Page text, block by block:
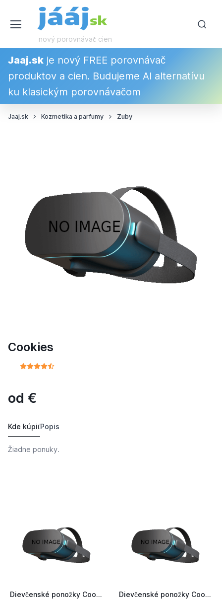
nový porovnávač cien
Jaaj.sk je nový FREE porovnávač
produktov a cien. Budujeme AI alternatívu
ku klasickým porovnávačom
Jaaj.sk Kozmetika a parfumy Zuby
Cookies
od €
Kde kúpiťPopis
Žiadne ponuky.
Dievčenské ponožky Cookies biela Dievčenské ponožky Cookies S ružová púdrová